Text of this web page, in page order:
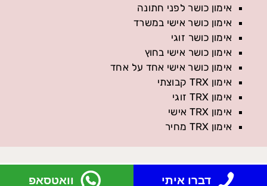
אימון כושר לפני חתונה
אימון כושר אישי במשרד
אימון כושר זוגי
אימון כושר אישי בחוץ
אימון כושר אישי אחד על אחד
אימון TRX קבוצתי
אימון TRX זוגי
אימון TRX אישי
אימון TRX מחיר
דברו איתי וואטסאפ